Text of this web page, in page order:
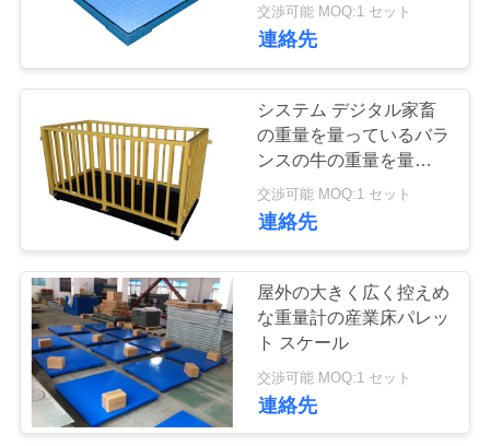
連
さ
い
引
用
トラックの車軸ス
ケール
16
システムの重量を
量る車
10
交渉可能 MOQ:1 セット
連絡先
システム デジタル家畜
の重量を量っているバラ
ンスの牛の重量を量って
いる動物は2x2Mを量り
ます
交渉可能 MOQ:1 セット
連絡先
屋外の大きく広く控えめ
な重量計の産業床パレッ
ト スケール
交渉可能 MOQ:1 セット
連絡先